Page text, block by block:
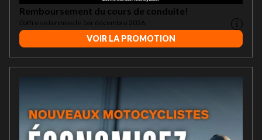
Remboursement du cours de conduite!
L’offre se termine le 1er décembre 2026.
VOIR LA PROMOTION